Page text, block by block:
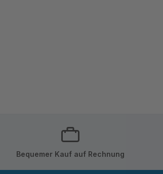
Bequemer Kauf auf Rechnung